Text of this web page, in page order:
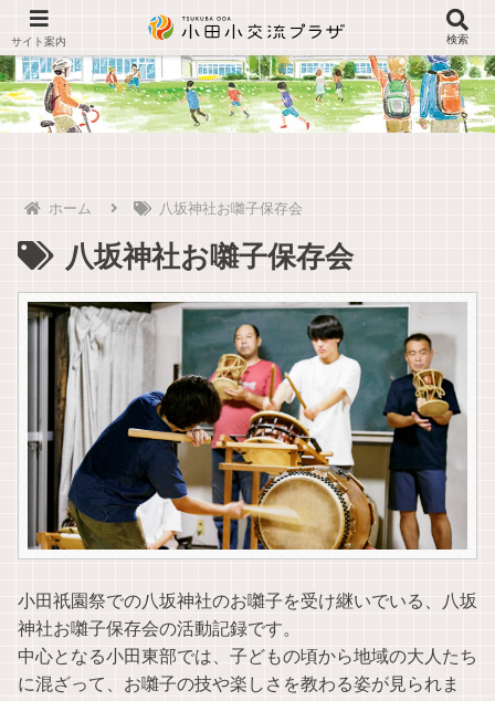
ホーム 八坂神社お囃子保存会
八坂神社お囃子保存会
小田祇園祭での八坂神社のお囃子を受け継いでいる、八坂
神社お囃子保存会の活動記録です。
中心となる小田東部では、子どもの頃から地域の大人たち
に混ざって、お囃子の技や楽しさを教わる姿が見られま
検索